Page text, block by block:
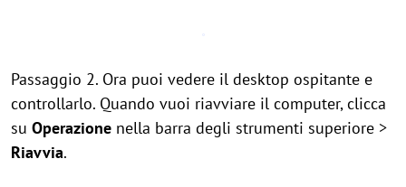
Passaggio 2. Ora puoi vedere il desktop ospitante e
controllarlo. Quando vuoi riavviare il computer, clicca
su Operazione nella barra degli strumenti superiore >
Riavvia.